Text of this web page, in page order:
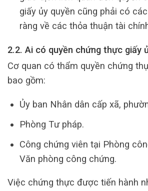
giấy ủy quyền cũng phải có
ràng về các thỏa thuận tài
2.2. Ai có quyền chứng thực giấy
Cơ quan có thẩm quyền chứng
bao gồm:
Ủy ban Nhân dân cấp xã,
Phòng Tư pháp.
Công chứng viên tại Phòng
Văn phòng công chứng.
Việc chứng thực được tiến hành